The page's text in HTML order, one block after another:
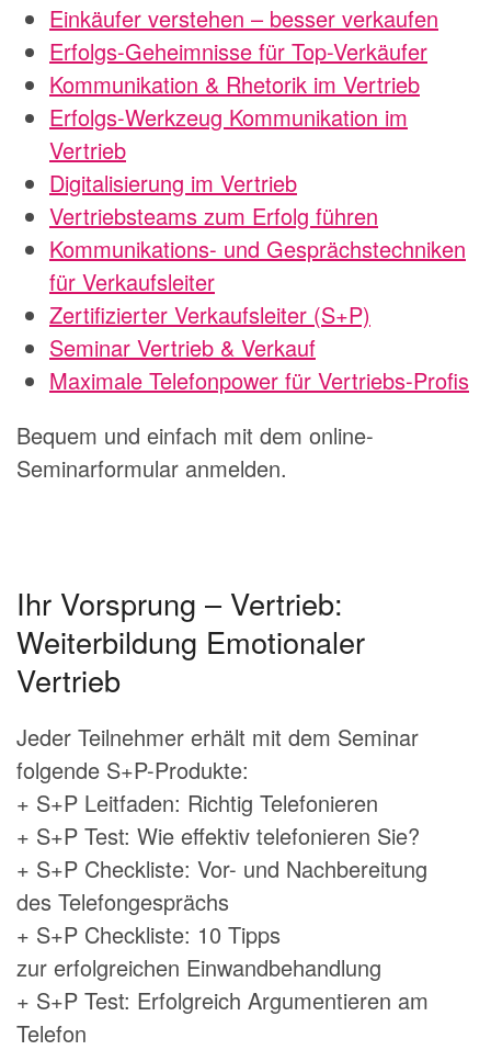
Einkäufer verstehen – besser verkaufen
Erfolgs-Geheimnisse für Top-Verkäufer
Kommunikation & Rhetorik im Vertrieb
Erfolgs-Werkzeug Kommunikation im
Vertrieb
Digitalisierung im Vertrieb
Vertriebsteams zum Erfolg führen
Kommunikations- und Gesprächstechniken
für Verkaufsleiter
Zertifizierter Verkaufsleiter (S+P)
Seminar Vertrieb & Verkauf
Maximale Telefonpower für Vertriebs-Profis
Bequem und einfach mit dem online-
Seminarformular anmelden.
Ihr Vorsprung – Vertrieb:
Weiterbildung Emotionaler
Vertrieb
Jeder Teilnehmer erhält mit dem Seminar
folgende S+P-Produkte:
+ S+P Leitfaden: Richtig Telefonieren
+ S+P Test: Wie effektiv telefonieren Sie?
+ S+P Checkliste: Vor- und Nachbereitung
des Telefongesprächs
+ S+P Checkliste: 10 Tipps
zur erfolgreichen Einwandbehandlung
+ S+P Test: Erfolgreich Argumentieren am
Telefon